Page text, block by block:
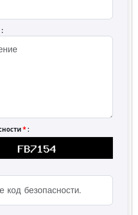
обжарочная
версией
печей и ранних
ростеров. Она
для сушки и обжарки
одним
устройством,
уровень выбросов NOx,
и превосходный вкус.
таким образом, чтобы
и вкусовой
даже при высоких
метод обжарки
Наличие двух корзин (одной
и одной неперфорированной)
готового продукта за счёт
к центру барабана. Кроме
солевую обжарку,
*: